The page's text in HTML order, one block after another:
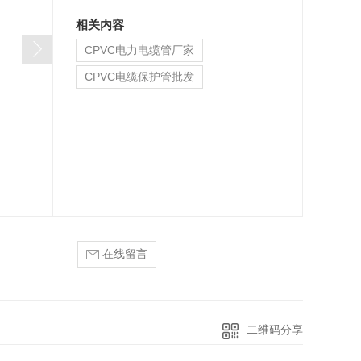
相关内容
CPVC电力电缆管厂家
CPVC电缆保护管批发
在线留言
二维码分享